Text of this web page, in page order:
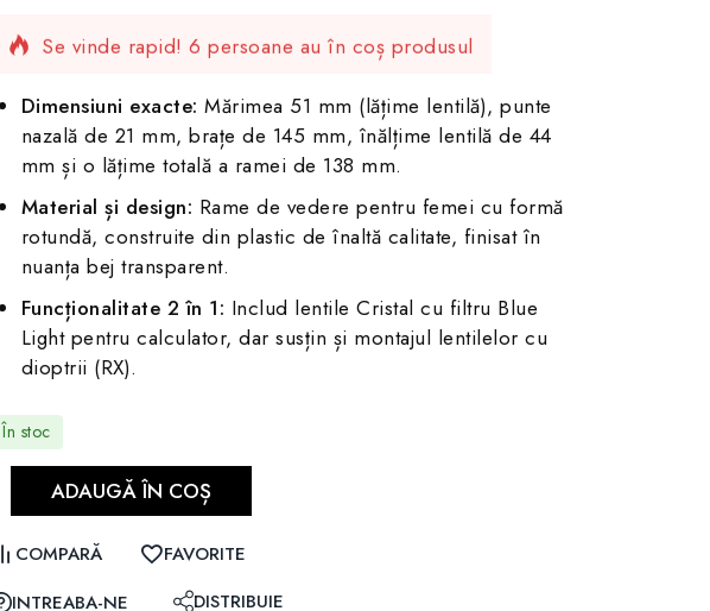
Se vinde rapid! 6 persoane au în coș produsul
Dimensiuni exacte: Mărimea 51 mm (lățime lentilă), punte
nazală de 21 mm, brațe de 145 mm, înălțime lentilă de 44
mm și o lățime totală a ramei de 138 mm.
Material și design: Rame de vedere pentru femei cu formă
rotundă, construite din plastic de înaltă calitate, finisat în
nuanța bej transparent.
Funcționalitate 2 în 1: Includ lentile Cristal cu filtru Blue
Light pentru calculator, dar susțin și montajul lentilelor cu
dioptrii (RX).
În stoc
ADAUGĂ ÎN COȘ
COMPARĂ
FAVORITE
INTREABA-NE
DISTRIBUIE